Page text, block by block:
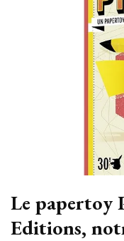
Le papertoy
Editions,